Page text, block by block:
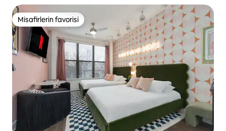
Misafirlerin favorisi
Misafirlerin favorisi